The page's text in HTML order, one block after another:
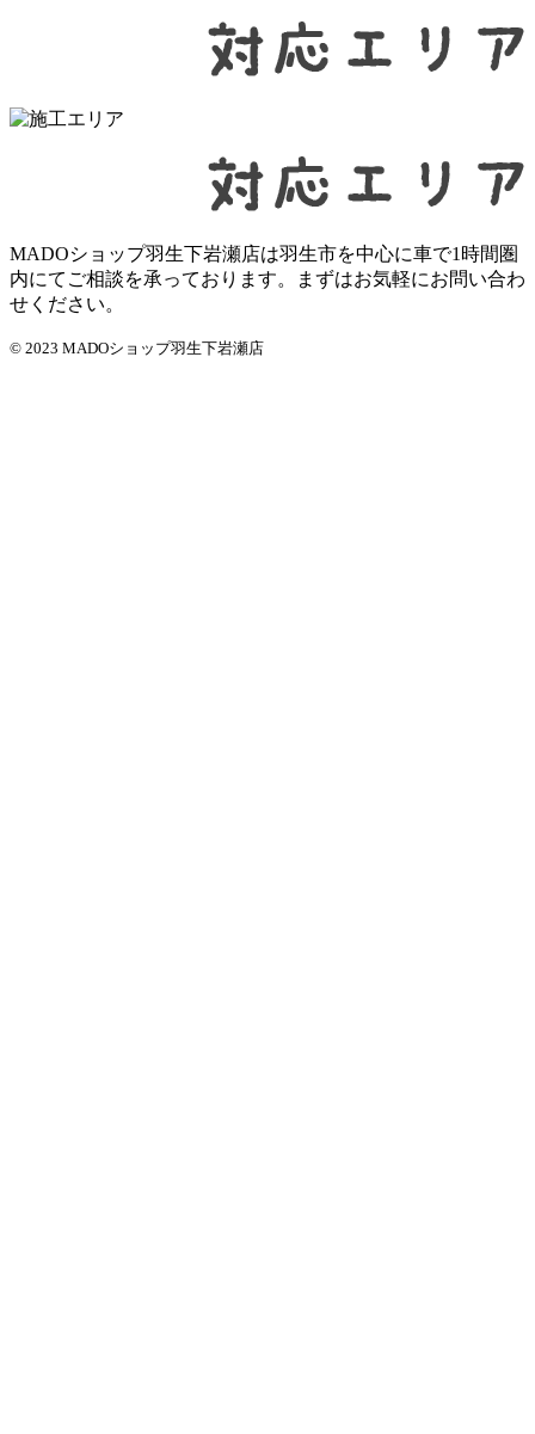
MADOショップ羽生下岩瀬店は羽生市を中心に車で1時間圏
内にてご相談を承っております。まずはお気軽にお問い合わ
せください。
© 2023 MADOショップ羽生下岩瀬店